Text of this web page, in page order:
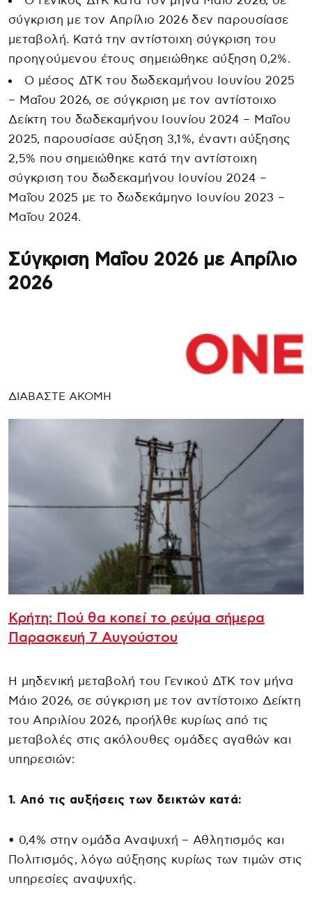
σύγκριση με τον Απρίλιο 2026 δεν παρουσίασε
μεταβολή. Κατά την αντίστοιχη σύγκριση του
προηγούμενου έτους σημειώθηκε αύξηση 0,2%.
Ο μέσος ΔΤΚ του δωδεκαμήνου Ιουνίου 2025
– Μαΐου 2026, σε σύγκριση με τον αντίστοιχο
Δείκτη του δωδεκαμήνου Ιουνίου 2024 – Μαΐου
2025, παρουσίασε αύξηση 3,1%, έναντι αύξησης
2,5% που σημειώθηκε κατά την αντίστοιχη
σύγκριση του δωδεκαμήνου Ιουνίου 2024 –
Μαΐου 2025 με το δωδεκάμηνο Ιουνίου 2023 –
Μαΐου 2024.
Σύγκριση Μαΐου 2026 με Απρίλιο
2026
ΔΙΑΒΑΣΤΕ ΑΚΟΜΗ
Κρήτη: Πού θα κοπεί το ρεύμα σήμερα
Παρασκευή 7 Αυγούστου
Η μηδενική μεταβολή του Γενικού ΔΤΚ τον μήνα
Μάιο 2026, σε σύγκριση με τον αντίστοιχο Δείκτη
του Απριλίου 2026, προήλθε κυρίως από τις
μεταβολές στις ακόλουθες ομάδες αγαθών και
υπηρεσιών:
1. Από τις αυξήσεις των δεικτών κατά:
• 0,4% στην ομάδα Αναψυχή – Αθλητισμός και
Πολιτισμός, λόγω αύξησης κυρίως των τιμών στις
υπηρεσίες αναψυχής.